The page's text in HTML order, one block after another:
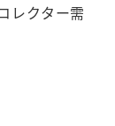
レクター需